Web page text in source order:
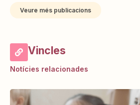
Veure més publicacions
Vincles
Notícies relacionades